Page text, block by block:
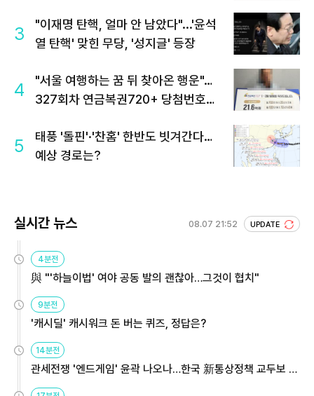
3
"이재명 탄핵, 얼마 안 남았다"...'윤석
열 탄핵' 맞힌 무당, '성지글' 등장
4
"서울 여행하는 꿈 뒤 찾아온 행운"…
327회차 연금복권720+ 당첨번호조
5
태풍 '돌핀'·'찬홈' 한반도 빗겨간다…
예상 경로는?
실시간 뉴스 08.07 21:52 UPDATE
4분전
與 "'하늘이법' 여야 공동 발의 괜찮아…그것이 협치"
9분전
'캐시딜' 캐시워크 돈 버는 퀴즈, 정답은?
14분전
관세전쟁 '엔드게임' 윤곽 나오나…한국 新통상정책 교두보 활
용해야